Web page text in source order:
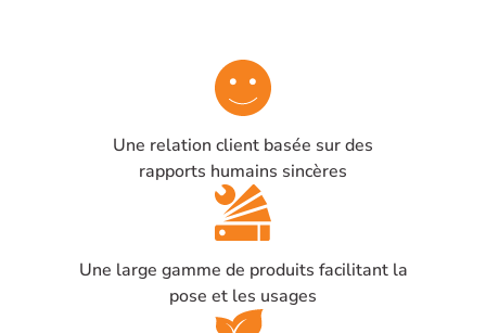
Une relation client basée sur des
rapports humains sincères
Une large gamme de produits facilitant la
pose et les usages